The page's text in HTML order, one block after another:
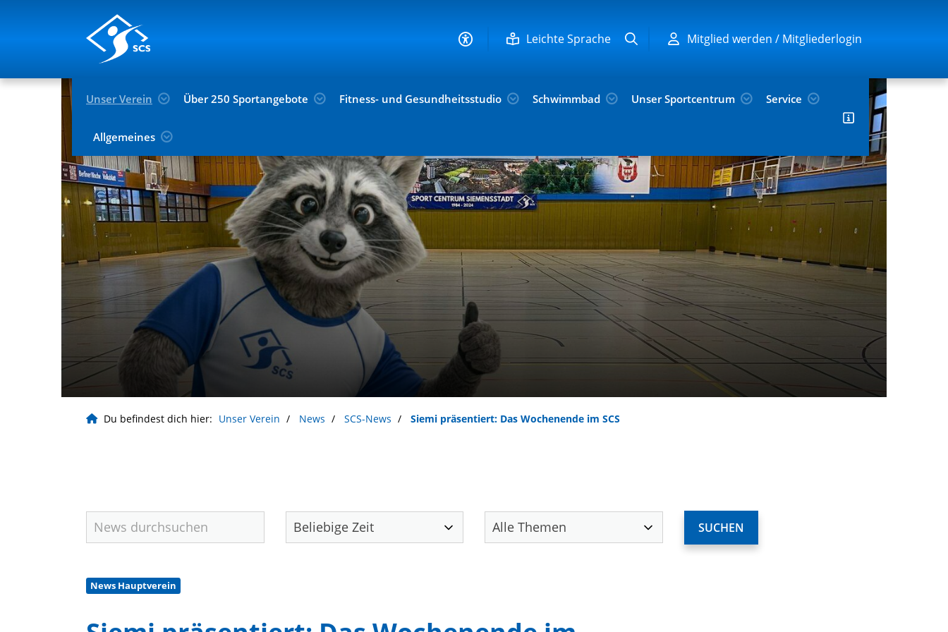
Leichte Sprache Mitglied werden / Mitgliederlogin
Unser Verein Über 250 Sportangebote Fitness- und Gesundheitsstudio Schwimmbad Unser Sportcentrum Service
Allgemeines
Du befindest dich hier: Unser Verein News SCS-News Siemi präsentiert: Das Wochenende im SCS
News Hauptverein
Geschäftsstelle Unser Verein